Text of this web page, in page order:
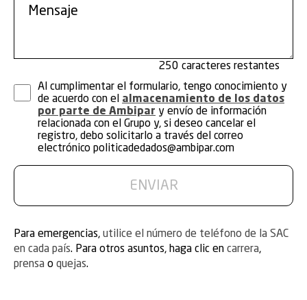
250
Al cumplimentar el formulario, tengo conocimiento y
de acuerdo con el almacenamiento de los datos
por parte de Ambipar y envío de información
relacionada con el Grupo y, si deseo cancelar el
registro, debo solicitarlo a través del correo
electrónico politicadedados@ambipar.com
Para emergencias, utilice el número de teléfono de la SAC
en cada país. Para otros asuntos, haga clic en carrera,
prensa o quejas.